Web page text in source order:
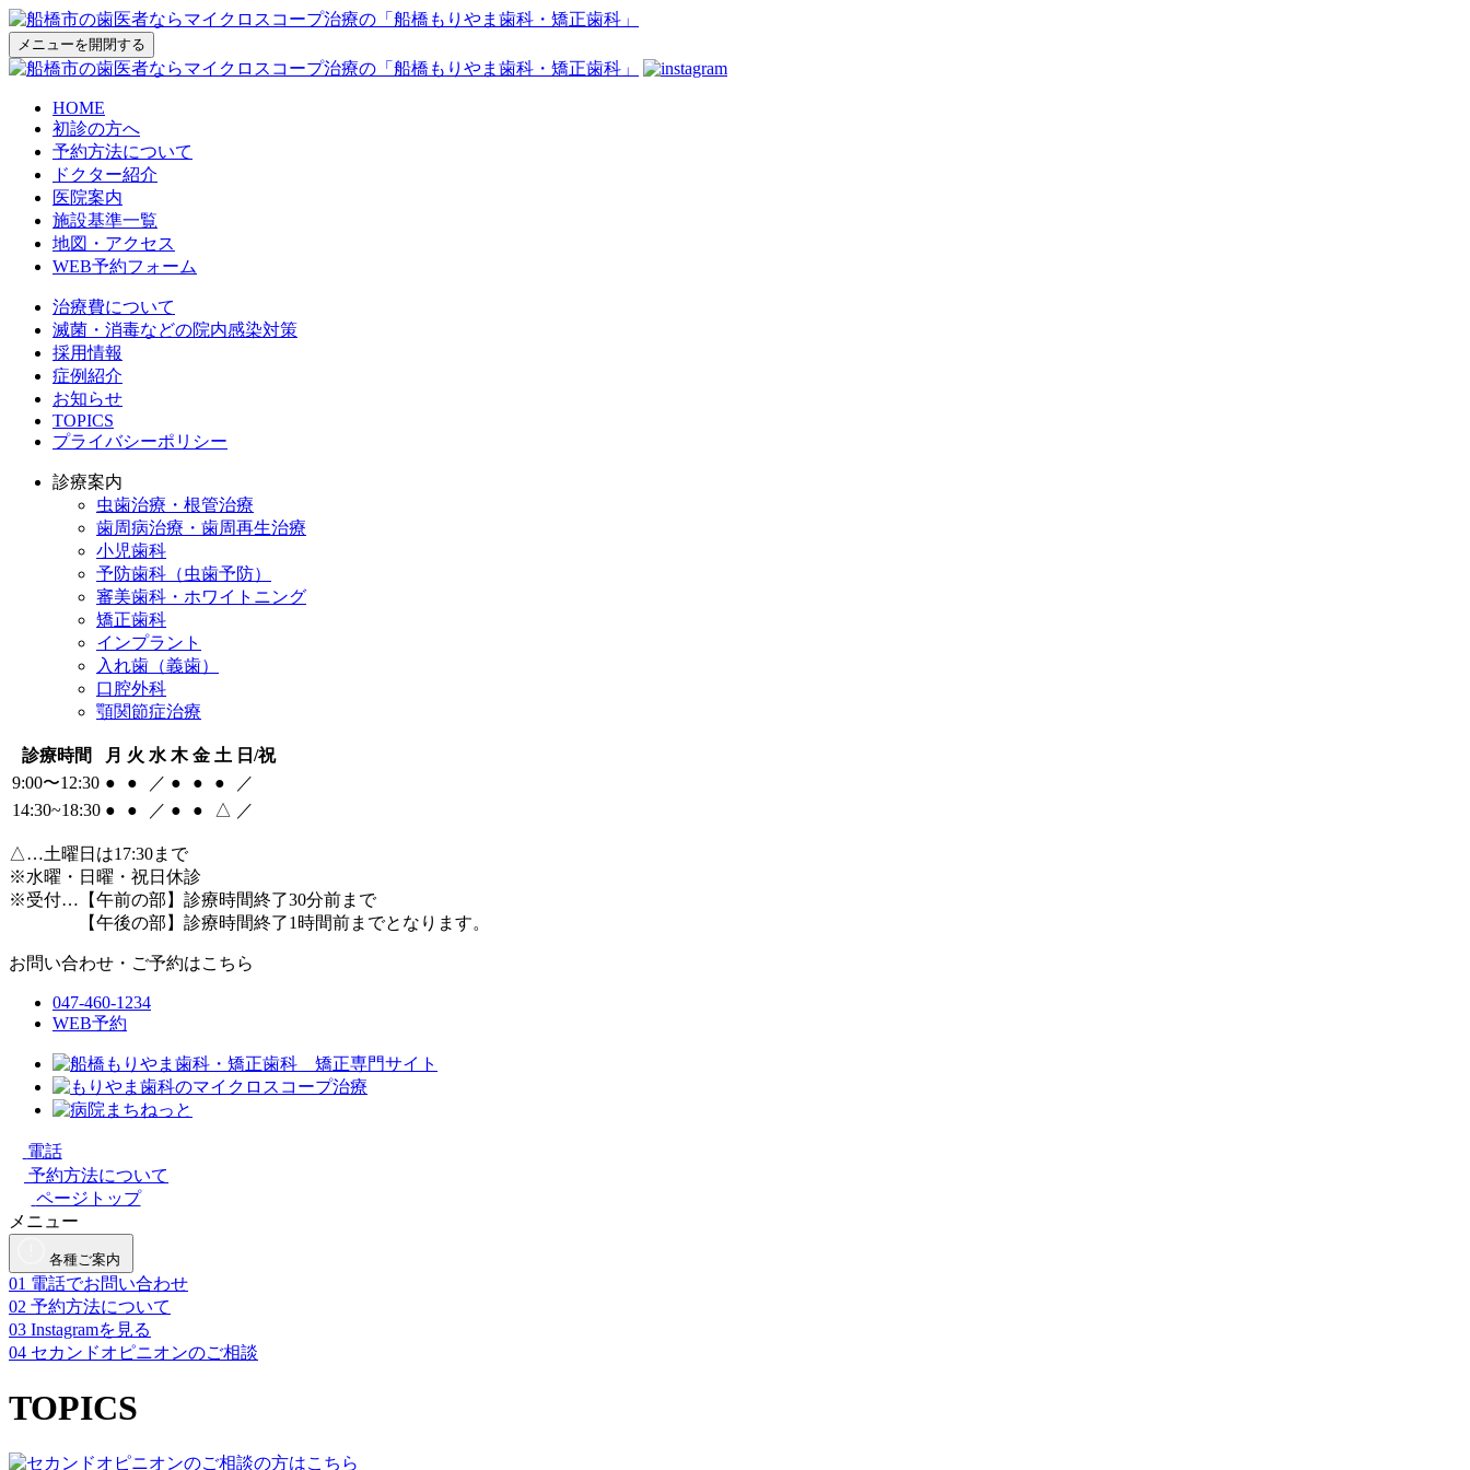
メニューを開閉する
HOME
初診の方へ
予約方法について
ドクター紹介
医院案内
施設基準一覧
地図・アクセス
WEB予約フォーム
治療費について
滅菌・消毒などの院内感染対策
採用情報
症例紹介
お知らせ
TOPICS
プライバシーポリシー
診療案内
虫歯治療・根管治療
歯周病治療・歯周再生治療
小児歯科
予防歯科（虫歯予防）
審美歯科・ホワイトニング
矯正歯科
インプラント
入れ歯（義歯）
口腔外科
顎関節症治療
診療時間 月 火 水 木 金 土 日/祝
9:00〜12:30 ● ● ／ ● ● ●
／
14:30~18:30 ● ● ／ ● ● △ ／
△…土曜日は17:30まで
※水曜・日曜・祝日休診
※受付…【午前の部】診療時間終了30分前まで
【午後の部】診療時間終了1時間前までとなります。
お問い合わせ・ご予約はこちら
047-460-1234
WEB予約
電話
予約方法について
ページトップ
メニュー
各種ご案内
01 電話でお問い合わせ
02 予約方法について
03 Instagramを見る
04 セカンドオピニオンのご相談
TOPICS